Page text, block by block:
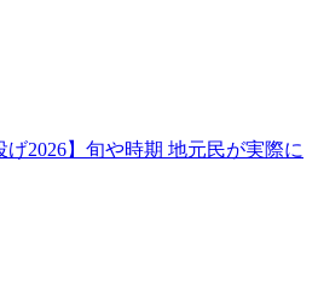
げ2026】旬や時期 地元民が実際に